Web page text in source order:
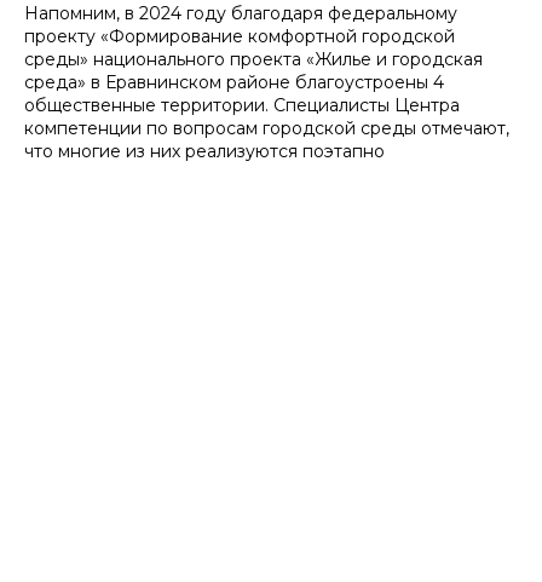
Напомним, в 2024 году благодаря федеральному
проекту «Формирование комфортной городской
среды» национального проекта «Жилье и городская
среда» в Еравнинском районе благоустроены 4
общественные территории. Специалисты Центра
компетенции по вопросам городской среды отмечают,
что многие из них реализуются поэтапно